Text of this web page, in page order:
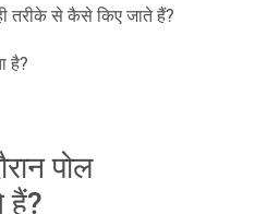
तरीके से कैसे किए जाते हैं?
है?
पोल
हैं?